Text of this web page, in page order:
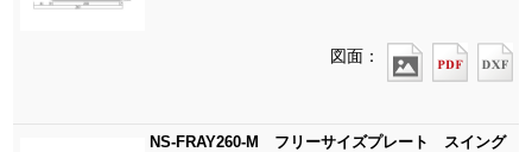
図面：
NS-FRAY260-M フリーサイズプレート スイング